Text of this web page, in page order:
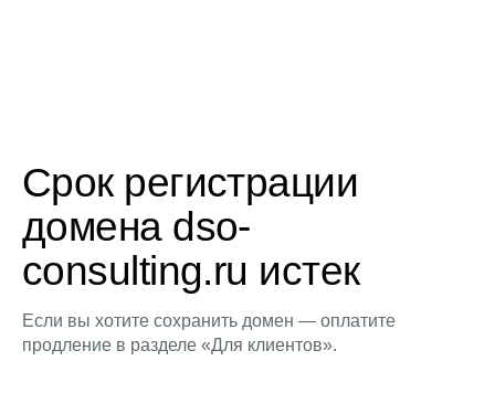
Срок регистрации
домена dso-
consulting.ru истек
Если вы хотите сохранить домен — оплатите
продление в разделе «Для клиентов».